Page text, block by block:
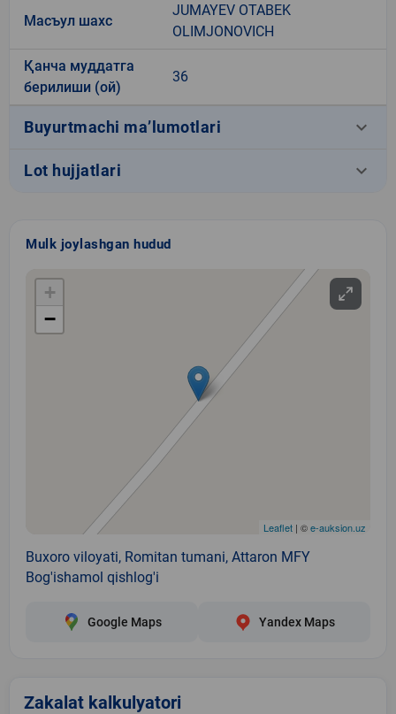
Масъул шахс
JUMAYEV OTABEK
OLIMJONOVICH
Қанча муддатга
берилиши (ой)
36
Buyurtmachi ma’lumotlari keyboard_arrow_down
Lot hujjatlari keyboard_arrow_down
Mulk joylashgan hudud
+
−
Leaflet | ©e-auksion.uz
Buxoro viloyati, Romitan tumani, Attaron MFY
Bog'ishamol qishlog'i
Google Maps Yandex Maps
Zakalat kalkulyatori